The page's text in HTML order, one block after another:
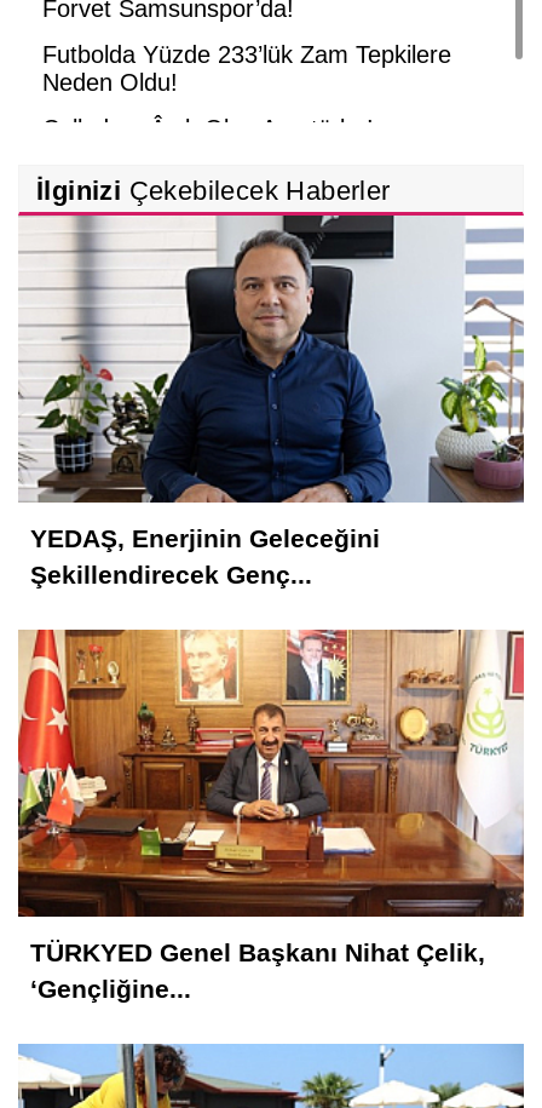
Forvet Samsunspor’da!
Futbolda Yüzde 233’lük Zam Tepkilere
Neden Oldu!
Celladına Âşık Olan Amatörler!
İlginizi Çekebilecek Haberler
YEDAŞ, Enerjinin Geleceğini
Şekillendirecek Genç...
TÜRKYED Genel Başkanı Nihat Çelik,
‘Gençliğine...